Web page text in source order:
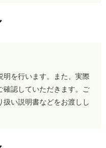
を行います。
また、実際
認していただきます。 ご
い説明書などをお渡しし